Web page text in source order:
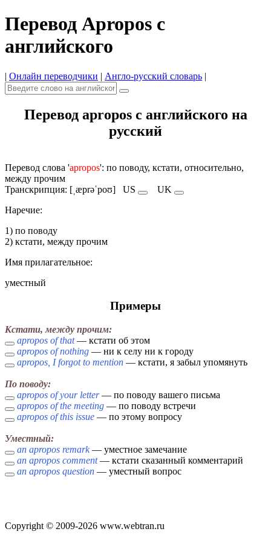
Перевод Apropos с
английского
| Онлайн переводчики | Англо-русский словарь |
Перевод apropos с английского на
русский
Перевод слова 'apropos': по поводу, кстати, относительно,
между прочим
Транскрипция: [ˌæprəˈpoʊ] US
UK
Наречие:
1) по поводу
2) кстати, между прочим
Имя прилагательное:
уместный
Примеры
Кстати, между прочим:
apropos of that— кстати об этом
apropos of nothing — ни к селу ни к городу
apropos, I forgot to mention — кстати, я забыл упомянуть
По поводу:
apropos of your letter— по поводу вашего письма
apropos of the meeting — по поводу встречи
apropos of this issue — по этому вопросу
Уместный:
an apropos remark— уместное замечание
an apropos comment— кстати сказанный комментарий
an apropos question — уместный вопрос
Copyright © 2009-2026 www.webtran.ru